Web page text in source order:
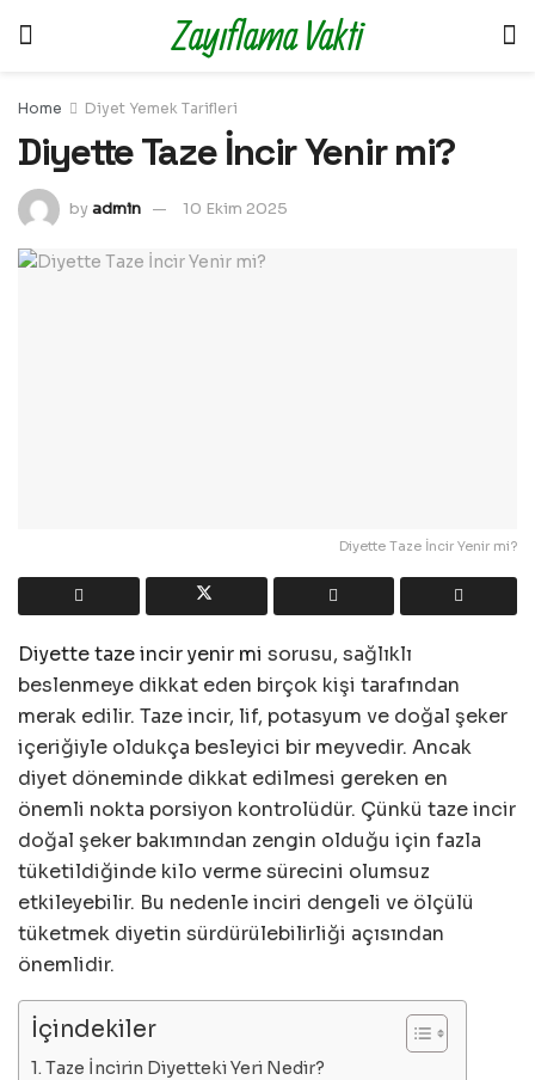
Zayıflama Vakti
Home Diyet Yemek Tarifleri
Diyette Taze İncir Yenir mi?
byadmin 10 Ekim 2025
Diyette Taze İncir Yenir mi?
Diyette taze incir yenir mi sorusu, sağlıklı
beslenmeye dikkat eden birçok kişi tarafından
merak edilir. Taze incir, lif, potasyum ve doğal şeker
içeriğiyle oldukça besleyici bir meyvedir. Ancak
diyet döneminde dikkat edilmesi gereken en
önemli nokta porsiyon kontrolüdür. Çünkü taze incir
doğal şeker bakımından zengin olduğu için fazla
tüketildiğinde kilo verme sürecini olumsuz
etkileyebilir. Bu nedenle inciri dengeli ve ölçülü
tüketmek diyetin sürdürülebilirliği açısından
önemlidir.
İçindekiler
Taze İncirin Diyetteki Yeri Nedir?